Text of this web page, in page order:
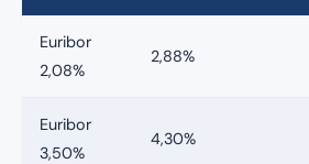
Euribor
2,08%
2,88%
Euribor
3,50%
4,30%